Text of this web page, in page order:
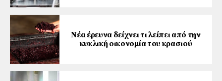
Νέα έρευνα δείχνει τι λείπει από την
κυκλική οικονομία του κρασιού